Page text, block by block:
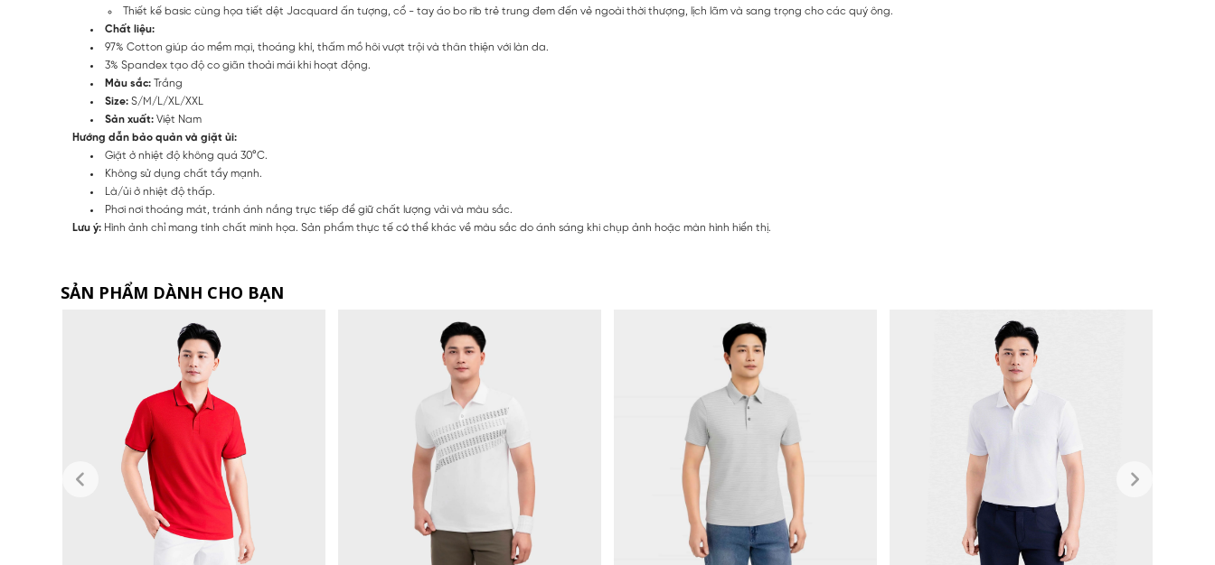
Thiết kế basic cùng họa tiết dệt Jacquard ấn tượng, cổ - tay áo bo rib trẻ trung đem đến vẻ ngoài thời thượng, lịch lãm và sang trọng cho các quý ông.
Chất liệu:
97% Cotton giúp áo mềm mại, thoáng khí, thấm mồ hôi vượt trội và thân thiện với làn da.
3% Spandex tạo độ co giãn thoải mái khi hoạt động.
Màu sắc: Trắng
Size: S/M/L/XL/XXL
Sản xuất: Việt Nam
Hướng dẫn bảo quản và giặt ủi:
Giặt ở nhiệt độ không quá 30°C.
Không sử dụng chất tẩy mạnh.
Là/ủi ở nhiệt độ thấp.
Phơi nơi thoáng mát, tránh ánh nắng trực tiếp để giữ chất lượng vải và màu sắc.
Lưu ý: Hình ảnh chỉ mang tính chất minh họa. Sản phẩm thực tế có thể khác về màu sắc do ánh sáng khi chụp ảnh hoặc màn hình hiển thị.
SẢN PHẨM DÀNH CHO BẠN